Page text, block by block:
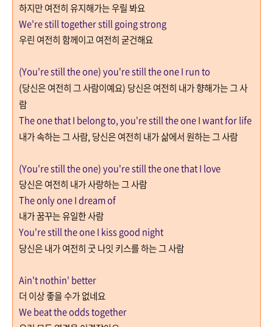
하지만 여전히 유지해가는 우릴 봐요
We're still together still going strong
우린 여전히 함께이고 여전히 굳건해요
(You're still the one) you're still the one I run to
(당신은 여전히 그 사람이예요) 당신은 여전히 내가 향해가는 그 사
람
The one that I belong to, you're still the one I want for life
내가 속하는 그 사람, 당신은 여전히 내가 삶에서 원하는 그 사람
(You're still the one) you're still the one that I love
당신은 여전히 내가 사랑하는 그 사람
The only one I dream of
내가 꿈꾸는 유일한 사람
You're still the one I kiss good night
당신은 내가 여전히 굿 나잇 키스를 하는 그 사람
Ain't nothin' better
더 이상 좋을 수가 없네요
We beat the odds together